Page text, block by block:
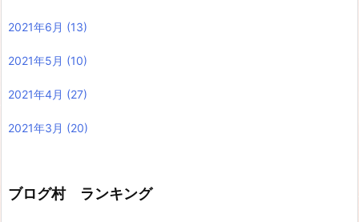
2021年6月 (13)
2021年5月 (10)
2021年4月 (27)
2021年3月 (20)
ブログ村 ランキング